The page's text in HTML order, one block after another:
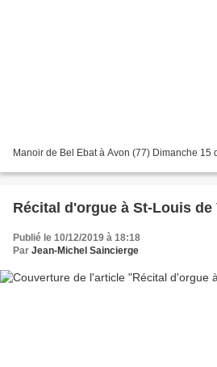
Manoir de Bel Ebat à Avon (77) Dimanche 15
Récital d'orgue à St-Louis de
Publié le 10/12/2019 à 18:18
Par Jean-Michel Saincierge